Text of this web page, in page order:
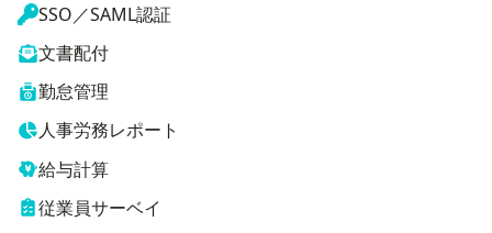
SSO／SAML認証
文書配付
勤怠管理
人事労務レポート
給与計算
従業員サーベイ